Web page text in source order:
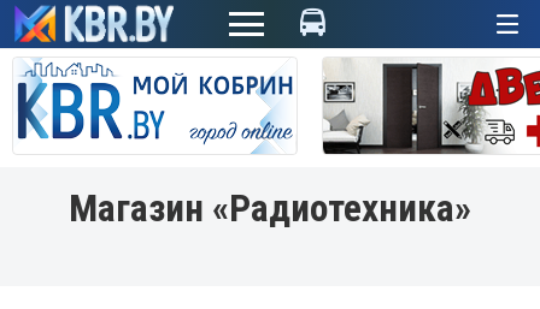
Магазин «Радиотехника»